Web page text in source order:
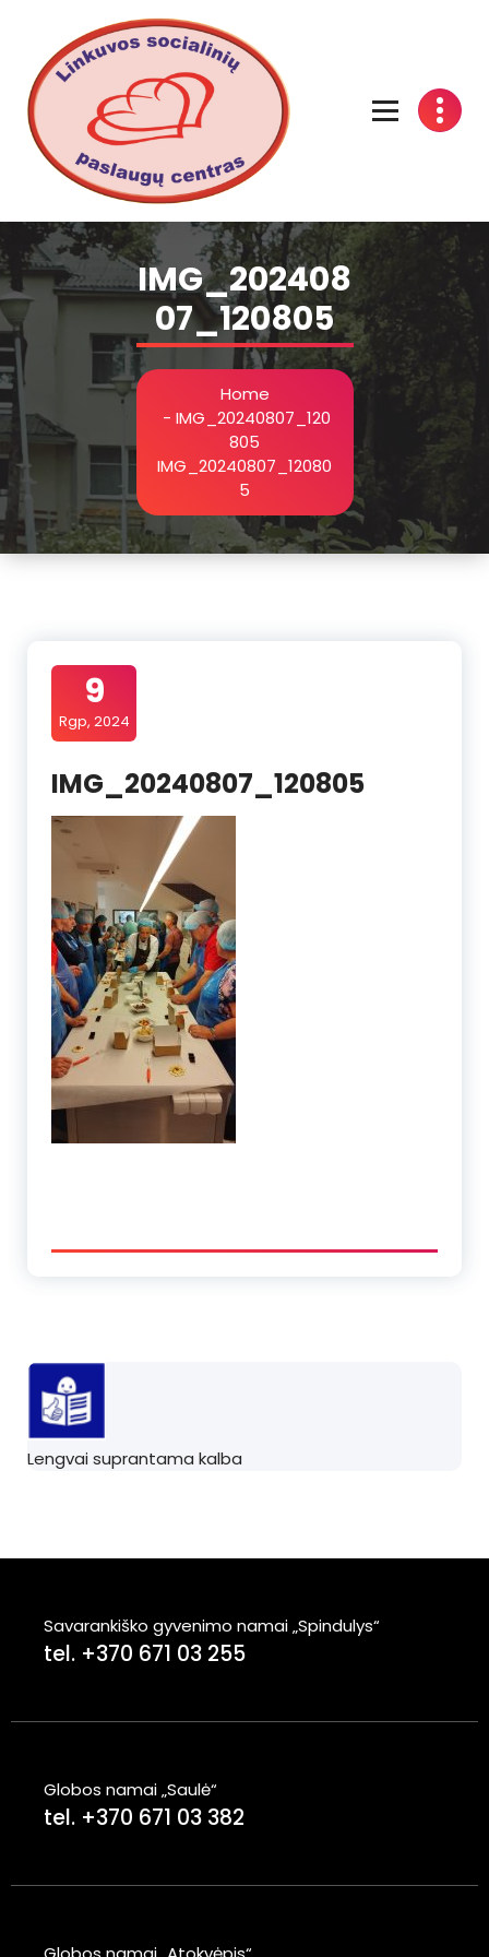
IMG_202408
07_120805
Home
- IMG_20240807_120
805
IMG_20240807_12080
5
9
Rgp, 2024
IMG_20240807_120805
Lengvai suprantama kalba
Savarankiško gyvenimo namai „Spindulys“
tel. +370 671 03 255
Globos namai „Saulė“
tel. +370 671 03 382